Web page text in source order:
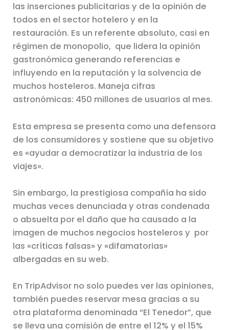
las inserciones publicitarias y de la opinión de
todos en el sector hotelero y en la
restauración. Es un referente absoluto, casi en
régimen de monopolio, que lidera la opinión
gastronómica generando referencias e
influyendo en la reputación y la solvencia de
muchos hosteleros. Maneja cifras
astronómicas: 450 millones de usuarios al mes.
Esta empresa se presenta como una defensora
de los consumidores y sostiene que su objetivo
es «ayudar a democratizar la industria de los
viajes».
Sin embargo, la prestigiosa compañía ha sido
muchas veces denunciada y otras condenada
o absuelta por el daño que ha causado a la
imagen de muchos negocios hosteleros y por
las «críticas falsas» y «difamatorias»
albergadas en su web.
En TripAdvisor no solo puedes ver las opiniones,
también puedes reservar mesa gracias a su
otra plataforma denominada “El Tenedor”, que
se lleva una comisión de entre el 12% y el 15%